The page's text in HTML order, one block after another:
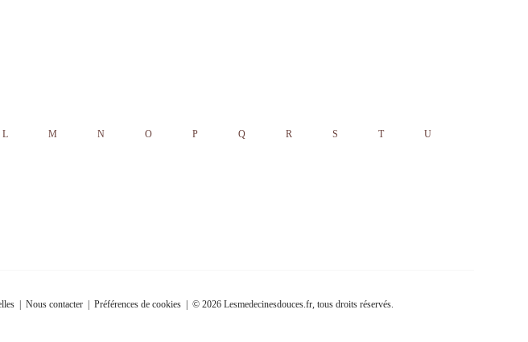
L M N O P Q R S T U
Nous contacter Préférences de cookies | © 2026 Lesmedecinesdouces.fr, tous droits réservés.